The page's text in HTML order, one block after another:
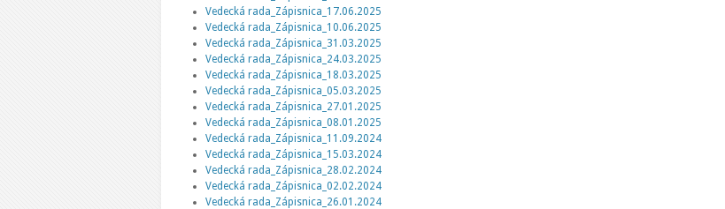
Vedecká rada_Zápisnica_17.06.2025
Vedecká rada_Zápisnica_10.06.2025
Vedecká rada_Zápisnica_31.03.2025
Vedecká rada_Zápisnica_24.03.2025
Vedecká rada_Zápisnica_18.03.2025
Vedecká rada_Zápisnica_05.03.2025
Vedecká rada_Zápisnica_27.01.2025
Vedecká rada_Zápisnica_08.01.2025
Vedecká rada_Zápisnica_11.09.2024
Vedecká rada_Zápisnica_15.03.2024
Vedecká rada_Zápisnica_28.02.2024
Vedecká rada_Zápisnica_02.02.2024
Vedecká rada_Zápisnica_26.01.2024